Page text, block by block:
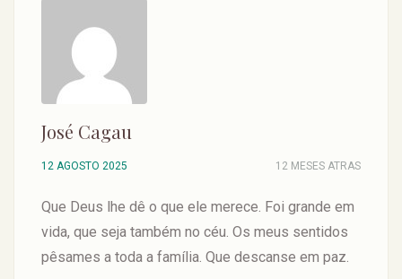
José Cagau
12 AGOSTO 2025 12 MESES ATRAS
Que Deus lhe dê o que ele merece. Foi grande em
vida, que seja também no céu. Os meus sentidos
pêsames a toda a família. Que descanse em paz.